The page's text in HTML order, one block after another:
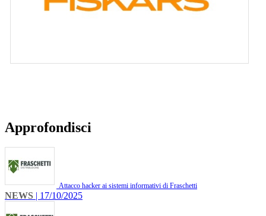
Approfondisci
Attacco hacker ai sistemi informativi di Fraschetti
NEWS | 17/10/2025